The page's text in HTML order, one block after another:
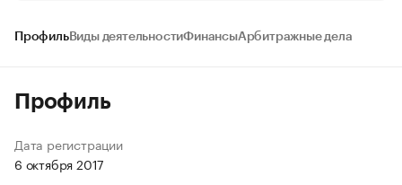
ПрофильВиды деятельностиФинансыАрбитражные дела
Профиль
Дата регистрации
6 октября 2017